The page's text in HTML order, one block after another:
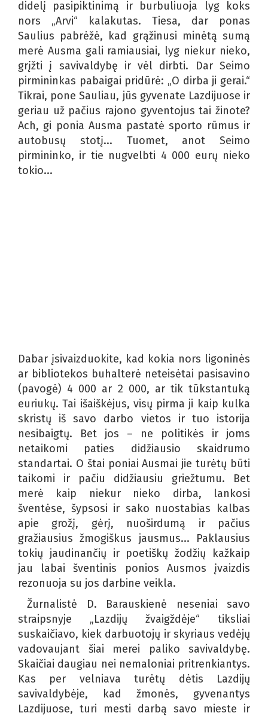
didelį pasipiktinimą ir burbuliuoja lyg koks
nors „Arvi“ kalakutas. Tiesa, dar ponas
Saulius pabrėžė, kad grąžinusi minėtą sumą
merė Ausma gali ramiausiai, lyg niekur nieko,
grįžti į savivaldybę ir vėl dirbti. Dar Seimo
pirmininkas pabaigai pridūrė: „O dirba ji gerai.“
Tikrai, pone Sauliau, jūs gyvenate Lazdijuose ir
geriau už pačius rajono gyventojus tai žinote?
Ach, gi ponia Ausma pastatė sporto rūmus ir
autobusų stotį... Tuomet, anot Seimo
pirmininko, ir tie nugvelbti 4 000 eurų nieko
tokio...
Dabar įsivaizduokite, kad kokia nors ligoninės
ar bibliotekos buhalterė neteisėtai pasisavino
(pavogė) 4 000 ar 2 000, ar tik tūkstantuką
euriukų. Tai išaiškėjus, visų pirma ji kaip kulka
skristų iš savo darbo vietos ir tuo istorija
nesibaigtų. Bet jos – ne politikės ir joms
netaikomi paties didžiausio skaidrumo
standartai. O štai poniai Ausmai jie turėtų būti
taikomi ir pačiu didžiausiu griežtumu. Bet
merė kaip niekur nieko dirba, lankosi
šventėse, šypsosi ir sako nuostabias kalbas
apie grožį, gėrį, nuoširdumą ir pačius
gražiausius žmogiškus jausmus... Paklausius
tokių jaudinančių ir poetiškų žodžių kažkaip
jau labai šventinis ponios Ausmos įvaizdis
rezonuoja su jos darbine veikla.
Žurnalistė D. Barauskienė neseniai savo
straipsnyje „Lazdijų žvaigždėje“ tiksliai
suskaičiavo, kiek darbuotojų ir skyriaus vedėjų
vadovaujant šiai merei paliko savivaldybę.
Skaičiai daugiau nei nemaloniai pritrenkiantys.
Kas per velniava turėtų dėtis Lazdijų
savivaldybėje, kad žmonės, gyvenantys
Lazdijuose, turi mesti darbą savo mieste ir